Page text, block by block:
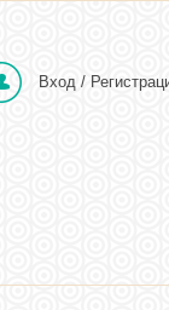
Вход /